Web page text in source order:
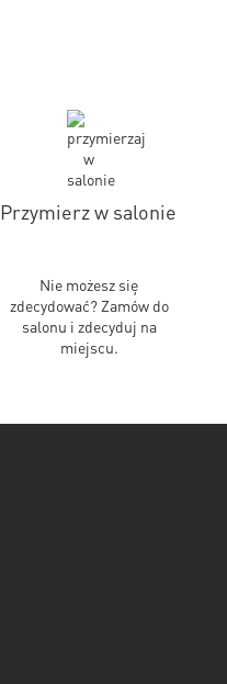
Przymierz w salonie
Nie możesz się
zdecydować? Zamów do
salonu i zdecyduj na
miejscu.